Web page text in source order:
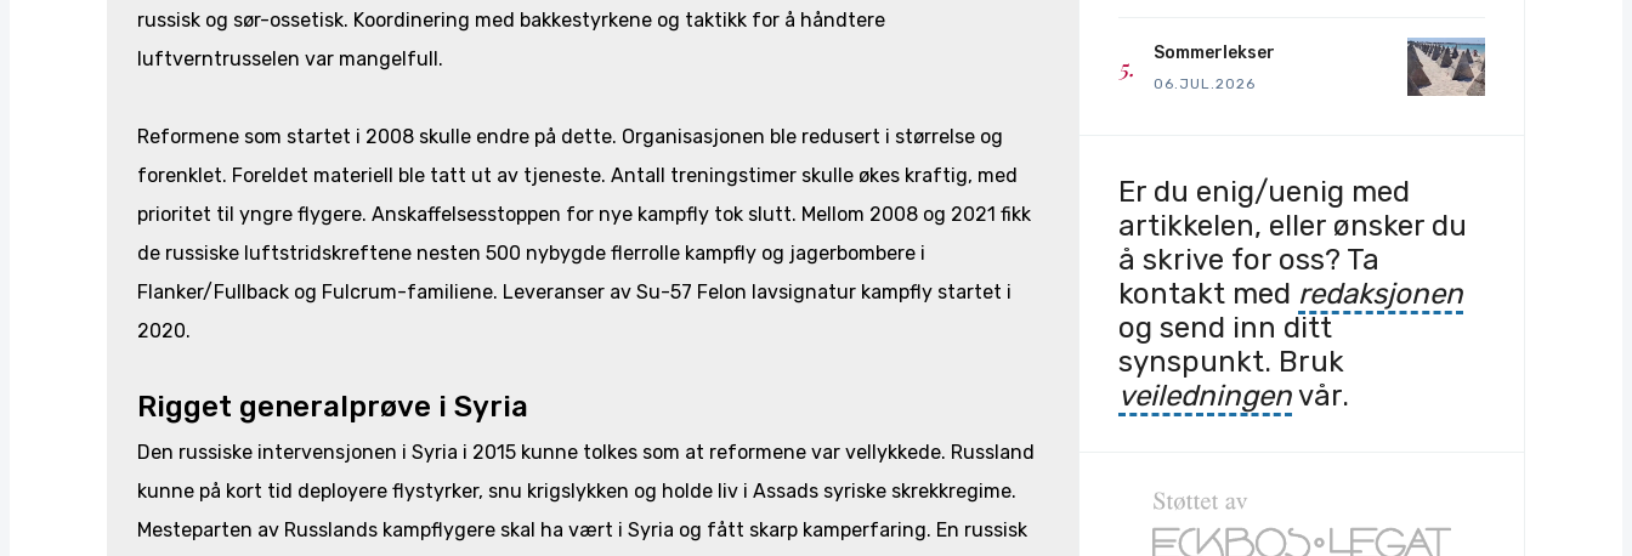
russisk og sør-ossetisk. Koordinering med bakkestyrkene og taktikk for å håndtere
luftverntrusselen var mangelfull.
Reformene som startet i 2008 skulle endre på dette. Organisasjonen ble redusert i størrelse og
forenklet. Foreldet materiell ble tatt ut av tjeneste. Antall treningstimer skulle økes kraftig, med
prioritet til yngre flygere. Anskaffelsesstoppen for nye kampfly tok slutt. Mellom 2008 og 2021 fikk
de russiske luftstridskreftene nesten 500 nybygde flerrolle kampfly og jagerbombere i
Flanker/Fullback og Fulcrum-familiene. Leveranser av Su-57 Felon lavsignatur kampfly startet i
2020.
Rigget generalprøve i Syria
Den russiske intervensjonen i Syria i 2015 kunne tolkes som at reformene var vellykkede. Russland
kunne på kort tid deployere flystyrker, snu krigslykken og holde liv i Assads syriske skrekkregime.
Mesteparten av Russlands kampflygere skal ha vært i Syria og fått skarp kamperfaring. En russisk
Sommerlekser
06.JUL.2026
Er du enig/uenig med
artikkelen, eller ønsker du
å skrive for oss? Ta
kontakt med redaksjonen
og send inn ditt
synspunkt. Bruk
veiledningenvår.